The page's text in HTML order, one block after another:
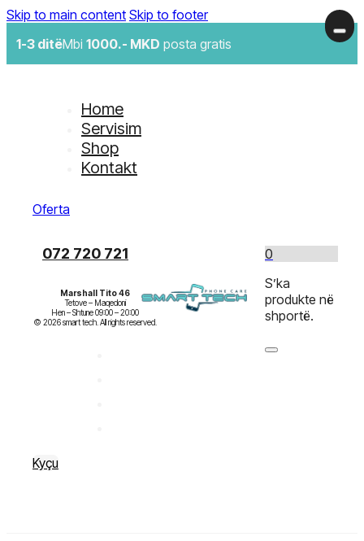
Skip to main content Skip to footer
1-3 ditëMbi 1000.- MKD posta gratis
Home
Servisim
Shop
Kontakt
Oferta
072 720 721
Marshall Tito 46
Tetove – Maqedoni
Hen – Shtune 09:00 – 20:00
Kyçu
0
S’ka
produkte në
shportë.